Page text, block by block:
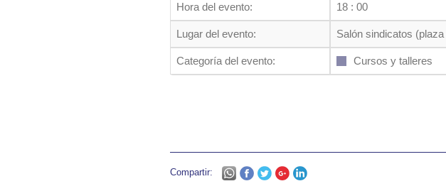
Hora del evento: 18 : 00
Lugar del evento: Salón sindicatos
Categoría del evento: Cursos y talleres
Compartir: